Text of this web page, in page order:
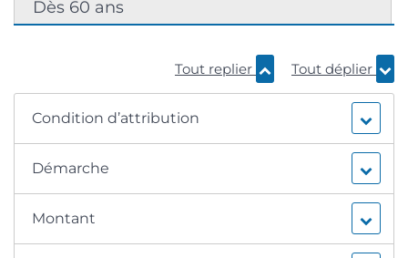
Dès 60 ans
Tout replier Tout déplier
Condition d’attribution
Démarche
Montant